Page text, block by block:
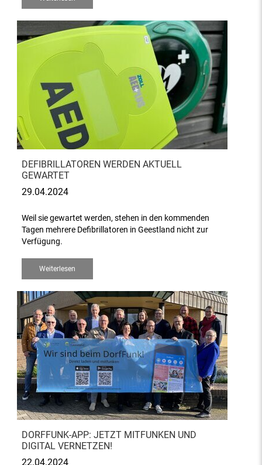
DEFIBRILLATOREN WERDEN AKTUELL
GEWARTET
29.04.2024
Weil sie gewartet werden, stehen in den kommenden
Tagen mehrere Defibrillatoren in Geestland nicht zur
Verfügung.
Weiterlesen
DORFFUNK-APP: JETZT MITFUNKEN UND
DIGITAL VERNETZEN!
22.04.2024